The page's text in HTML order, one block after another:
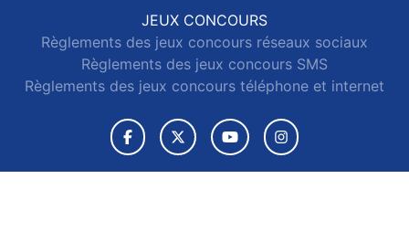
JEUX CONCOURS
Règlements des jeux concours réseaux sociaux
Règlements des jeux concours SMS
Règlements des jeux concours téléphone et internet